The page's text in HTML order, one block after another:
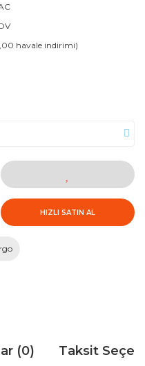
havale indirimi)
HIZLI SATIN AL
(0) Taksit